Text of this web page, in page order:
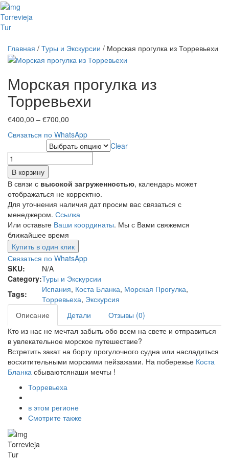
Torrevieja
Tur
Главная / Туры и Экскурсии / Морская прогулка из Торревьехи
Морская прогулка из
Торревьехи
€400,00 – €700,00
€400,00
–
Связаться по WhatsApp
Clear
Количество
товара
Морская
прогулка
из
Торревьехи
В корзину
В связи с высокой загруженностью, календарь может
отображаться не корректно.
Для уточнения наличия дат просим вас связаться с
менеджером. Ссылка
Или оставьте Ваши координаты. Мы с Вами свяжемся
ближайшее время
Купить в один клик
Связаться по WhatsApp
SKU:
N/A
Category:Туры и Экскурсии
Tags:
Испания, Коста Бланка, Морская Прогулка,
Торревьеха, Экскурсия
Описание
Детали
Отзывы (0)
Кто из нас не мечтал забыть обо всем на свете и отправиться
в увлекательное морское путешествие?
Встретить закат на борту прогулочного судна или насладиться
восхитительными морскими пейзажами. На побережье Коста
Бланка сбываютсянаши мечты !
Торревьеха
в этом регионе
Смотрите также
Torrevieja
Tur